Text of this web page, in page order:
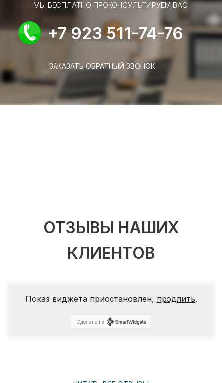
МЫ БЕСПЛАТНО ПРОКОНСУЛЬТИРУЕМ ВАС
+7 923 511-74-76
ЗАКАЗАТЬ ОБРАТНЫЙ ЗВОНОК
ОТЗЫВЫ НАШИХ
КЛИЕНТОВ
Показ виджета приостановлен, продлить.
Сделано на